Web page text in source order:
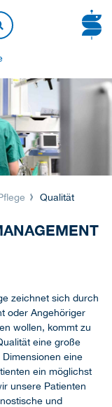
Qualität
zeichnet sich durch
oder Angehöriger
wollen, kommt zu
eine große
eine
ein möglichst
unsere Patienten
und